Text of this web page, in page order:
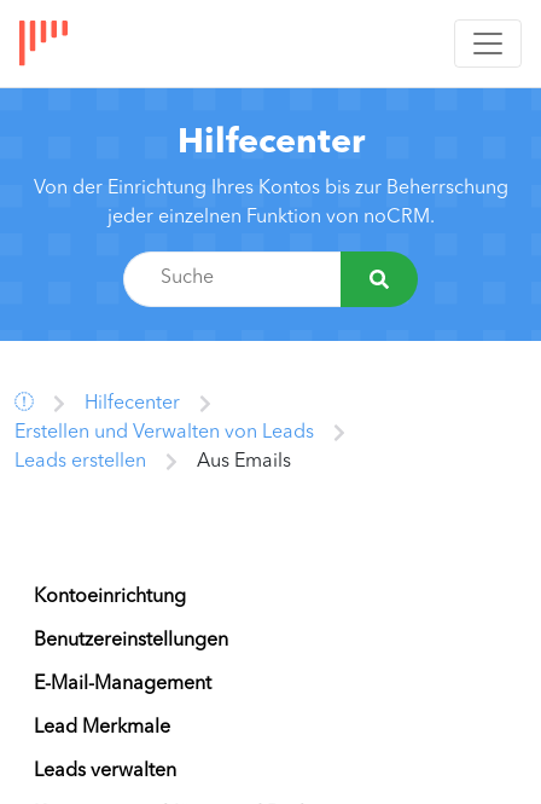
Hilfecenter
Von der Einrichtung Ihres Kontos bis zur Beherrschung
jeder einzelnen Funktion von noCRM.
Hilfecenter
Erstellen und Verwalten von Leads
Leads erstellen
Aus Emails
Kontoeinrichtung
Benutzereinstellungen
E-Mail-Management
Lead Merkmale
Leads verwalten